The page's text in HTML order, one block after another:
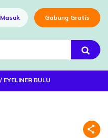
Masuk Gabung Gratis
EYELINER BULU